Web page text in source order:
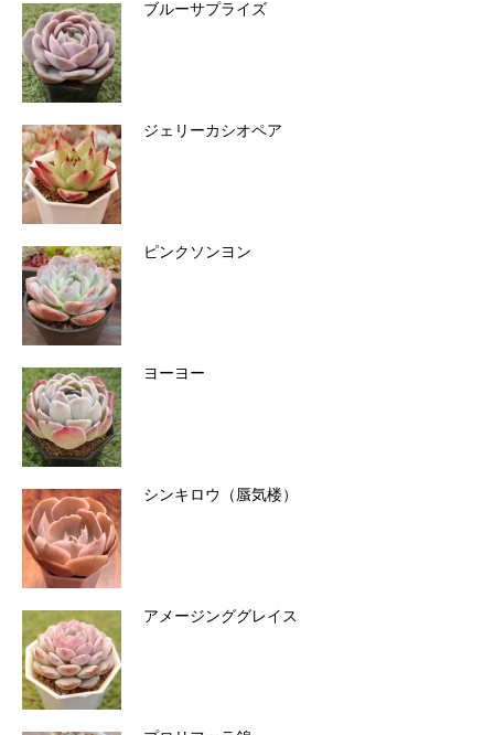
ブルーサプライズ
ジェリーカシオペア
ピンクソンヨン
ヨーヨー
シンキロウ（蜃気楼）
アメージンググレイス